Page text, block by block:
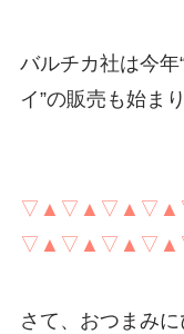
バルチカ社は今年
イ”の販売も始ま
さて、おつまみ